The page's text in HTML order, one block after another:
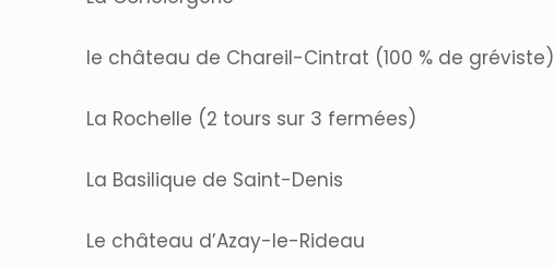
le château de Chareil-Cintrat (100 % de gréviste)
La Rochelle (2 tours sur 3 fermées)
La Basilique de Saint-Denis
Le château d’Azay-le-Rideau